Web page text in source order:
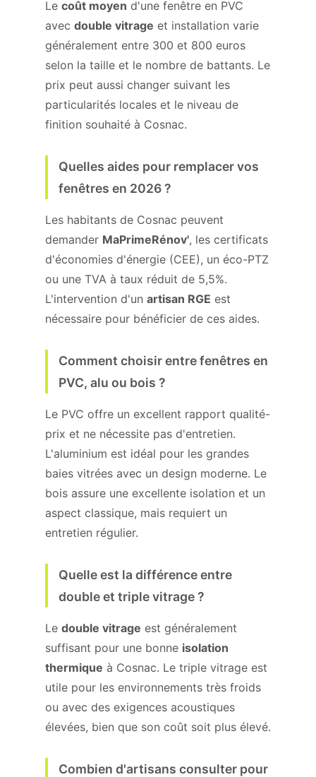
Le coût moyen d'une fenêtre en PVC
avec double vitrage et installation varie
généralement entre 300 et 800 euros
selon la taille et le nombre de battants. Le
prix peut aussi changer suivant les
particularités locales et le niveau de
finition souhaité à Cosnac.
Quelles aides pour remplacer vos
fenêtres en 2026 ?
Les habitants de Cosnac peuvent
demander MaPrimeRénov', les certificats
d'économies d'énergie (CEE), un éco-PTZ
ou une TVA à taux réduit de 5,5%.
L'intervention d'un artisan RGE est
nécessaire pour bénéficier de ces aides.
Comment choisir entre fenêtres en
PVC, alu ou bois ?
Le PVC offre un excellent rapport qualité-
prix et ne nécessite pas d'entretien.
L'aluminium est idéal pour les grandes
baies vitrées avec un design moderne. Le
bois assure une excellente isolation et un
aspect classique, mais requiert un
entretien régulier.
Quelle est la différence entre
double et triple vitrage ?
Le double vitrage est généralement
suffisant pour une bonne isolation
thermique à Cosnac. Le triple vitrage est
utile pour les environnements très froids
ou avec des exigences acoustiques
élevées, bien que son coût soit plus élevé.
Combien d'artisans consulter pour